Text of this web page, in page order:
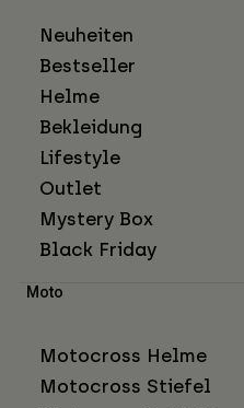
Neuheiten
Bestseller
Helme
Bekleidung
Lifestyle
Outlet
Mystery Box
Black Friday
Moto
Motocross Helme
Motocross Stiefel